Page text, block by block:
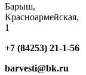
Барыш,
Красноармейская,
1
+7 (84253) 21-1-56
barvesti@bk.ru